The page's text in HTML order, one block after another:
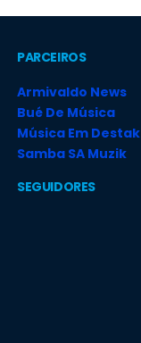
PARCEIROS
Armivaldo News
Bué De Música
Música Em Destak
Samba SA Muzik
SEGUIDORES